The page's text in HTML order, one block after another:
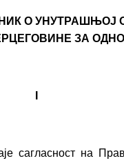
О УНУТРАШЊОЈ
ЗА
сагласност на